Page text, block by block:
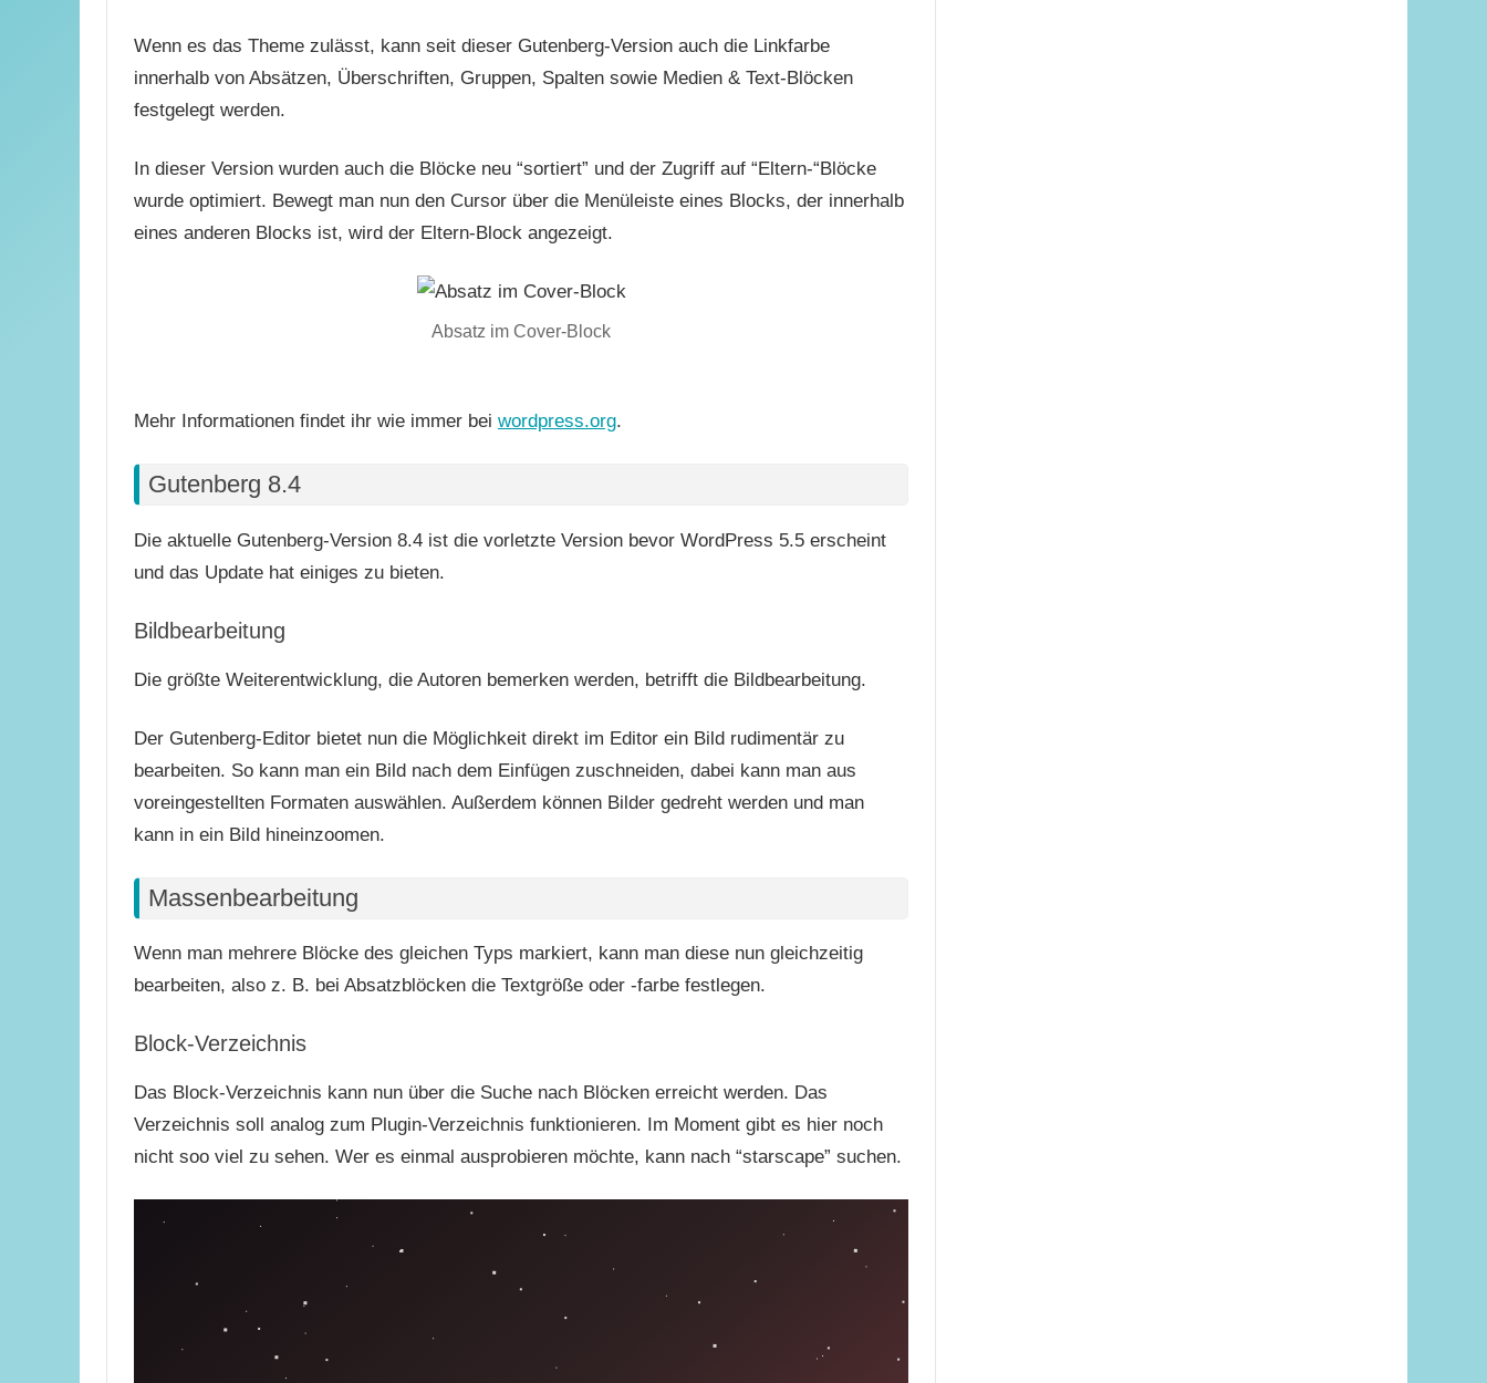
Wenn es das Theme zulässt, kann seit dieser Gutenberg-Version auch die Linkfarbe
innerhalb von Absätzen, Überschriften, Gruppen, Spalten sowie Medien & Text-Blöcken
festgelegt werden.
In dieser Version wurden auch die Blöcke neu “sortiert” und der Zugriff auf “Eltern-“Blöcke
wurde optimiert. Bewegt man nun den Cursor über die Menüleiste eines Blocks, der innerhalb
eines anderen Blocks ist, wird der Eltern-Block angezeigt.
Absatz im Cover-Block
Mehr Informationen findet ihr wie immer bei wordpress.org.
Gutenberg 8.4
Die aktuelle Gutenberg-Version 8.4 ist die vorletzte Version bevor WordPress 5.5 erscheint
und das Update hat einiges zu bieten.
Bildbearbeitung
Die größte Weiterentwicklung, die Autoren bemerken werden, betrifft die Bildbearbeitung.
Der Gutenberg-Editor bietet nun die Möglichkeit direkt im Editor ein Bild rudimentär zu
bearbeiten. So kann man ein Bild nach dem Einfügen zuschneiden, dabei kann man aus
voreingestellten Formaten auswählen. Außerdem können Bilder gedreht werden und man
kann in ein Bild hineinzoomen.
Massenbearbeitung
Wenn man mehrere Blöcke des gleichen Typs markiert, kann man diese nun gleichzeitig
bearbeiten, also z. B. bei Absatzblöcken die Textgröße oder -farbe festlegen.
Block-Verzeichnis
Das Block-Verzeichnis kann nun über die Suche nach Blöcken erreicht werden. Das
Verzeichnis soll analog zum Plugin-Verzeichnis funktionieren. Im Moment gibt es hier noch
nicht soo viel zu sehen. Wer es einmal ausprobieren möchte, kann nach “starscape” suchen.